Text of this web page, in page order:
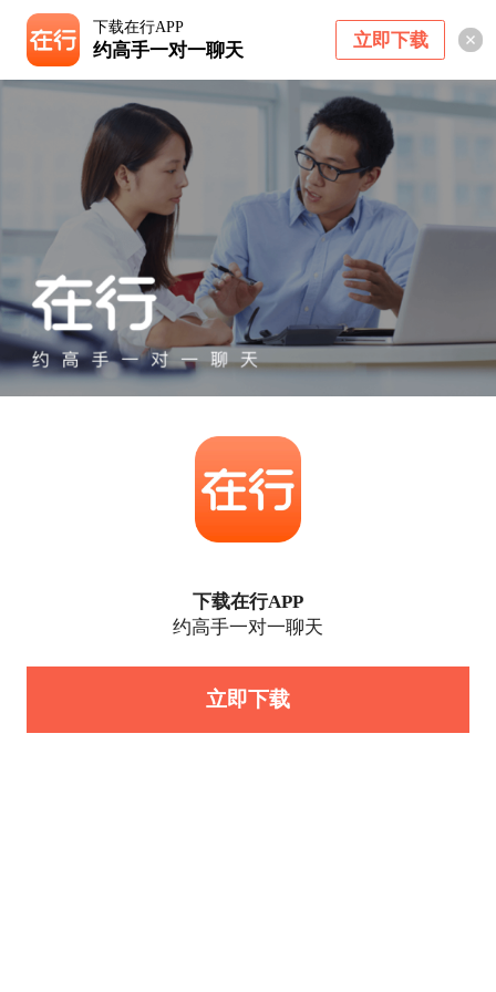
下载在行APP
约高手一对一聊天 立即下载
下载在行APP
约高手一对一聊天
立即下载